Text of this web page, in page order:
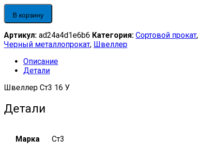
У
quantity
В корзину
Артикул: ad24a4d1e6b6 Категория: Сортовой прокат,
Черный металлопрокат, Швеллер
Описание
Детали
Швеллер Ст3 16 У
Детали
Марка Ст3